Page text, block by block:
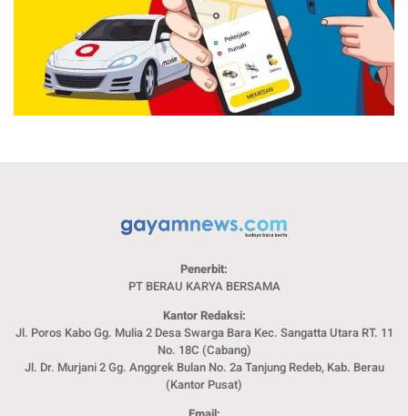
Penerbit:
PT BERAU KARYA BERSAMA
Kantor Redaksi:
Jl. Poros Kabo Gg. Mulia 2 Desa Swarga Bara Kec. Sangatta Utara RT. 11
No. 18C (Cabang)
Jl. Dr. Murjani 2 Gg. Anggrek Bulan No. 2a Tanjung Redeb, Kab. Berau
(Kantor Pusat)